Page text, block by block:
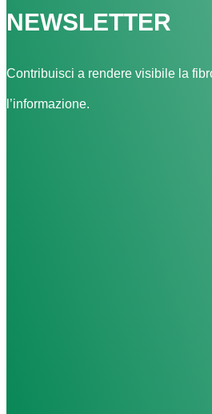
NEWSLETTER
Contribuisci a rendere visibile la
l’informazione.